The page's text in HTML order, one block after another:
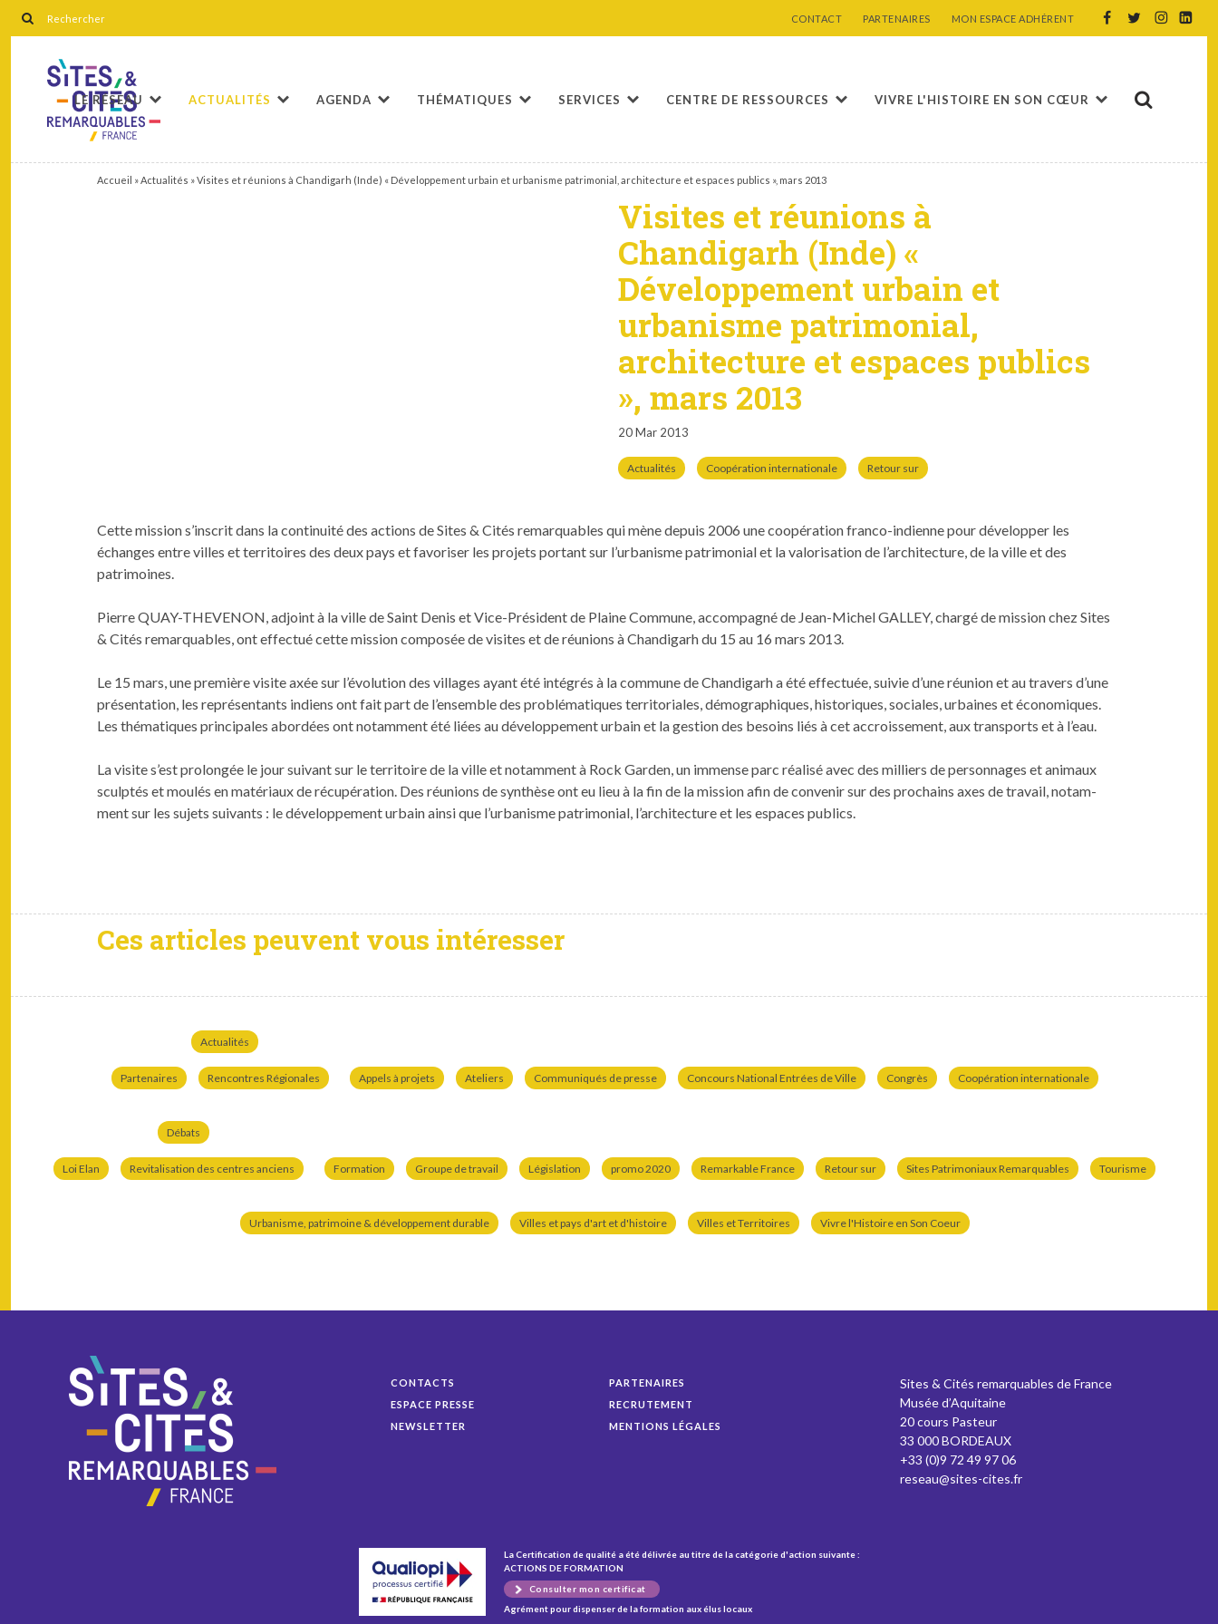
CONTACT PARTENAIRES MON ESPACE ADHÉRENT
LE RÉSEAU ACTUALITÉS AGENDA THÉMATIQUES SERVICES CENTRE DE RESSOURCES VIVRE L'HISTOIRE EN SON CŒUR
Accueil »Actualités »Visites et réunions à Chandigarh (Inde) « Développement urbain et urbanisme patrimonial, architecture et espaces publics », mars 2013
Visites et réunions à
Chandigarh (Inde) «
Développement urbain et
urbanisme patrimonial,
architecture et espaces publics
», mars 2013
20 Mar 2013
Actualités Coopération internationale Retour sur
Cette mis­sion s’inscrit dans la con­ti­nu­ité des actions de Sites & Cités remar­quables qui mène depuis 2006 une coopéra­tion fran­co-indi­enne pour dévelop­per les
échanges entre villes et ter­ri­toires des deux pays et favoris­er les pro­jets por­tant sur l’urbanisme pat­ri­mo­ni­al et la val­ori­sa­tion de l’architecture, de la ville et des
patrimoines.
Pierre QUAY-THEVENON, adjoint à la ville de Saint Denis et Vice-Prési­dent de Plaine Com­mune, accom­pa­g­né de Jean-Michel GALLEY, chargé de mis­sion chez Sites
& Cités remar­quables, ont effec­tué cette mis­sion com­posée de vis­ites et de réu­nions à Chandi­garh du 15 au 16 mars 2013.
Le 15 mars, une pre­mière vis­ite axée sur l’évolution des vil­lages ayant été inté­grés à la com­mune de Chandi­garh a été effec­tuée, suiv­ie d’une réu­nion et au tra­vers d’une
présen­ta­tion, les représen­tants indi­ens ont fait part de l’ensemble des prob­lé­ma­tiques ter­ri­to­ri­ales, démo­graphiques, his­toriques, sociales, urbaines et économiques.
Les thé­ma­tiques prin­ci­pales abor­dées ont notam­ment été liées au développe­ment urbain et la ges­tion des besoins liés à cet accroisse­ment, aux trans­ports et à l’eau.
La vis­ite s’est pro­longée le jour suiv­ant sur le ter­ri­toire de la ville et notam­ment à Rock Gar­den, un immense parc réal­isé avec des mil­liers de per­son­nages et ani­maux
sculp­tés et moulés en matéri­aux de récupéra­tion. Des réu­nions de syn­thèse ont eu lieu à la fin de la mis­sion afin de con­venir sur des prochains axes de tra­vail, notam­
ment sur les sujets suiv­ants : le développe­ment urbain ain­si que l’urbanisme pat­ri­mo­ni­al, l’architecture et les espaces publics.
Ces articles peuvent vous intéresser
Actualités
Partenaires Rencontres Régionales Appels à projets Ateliers Communiqués de presse Concours National Entrées de Ville Congrès Coopération internationale
Débats
Loi Elan Revitalisation des centres anciens Formation Groupe de travail Législation promo 2020 Remarkable France Retour sur Sites Patrimoniaux Remarquables Tourisme
Urbanisme, patrimoine & développement durable Villes et pays d'art et d'histoire Villes et Territoires Vivre l'Histoire en Son Coeur
CONTACTS
ESPACE PRESSE
NEWSLETTER
PARTENAIRES
RECRUTEMENT
MENTIONS LÉGALES
Sites & Cités remarquables de France
Musée d’Aquitaine
20 cours Pasteur
33 000 BORDEAUX
+33 (0)9 72 49 97 06
reseau@sites-cites.fr
La Certification de qualité a été délivrée au titre de la catégorie d'action suivante :
ACTIONS DE FORMATION
Consulter mon certificat
Agrément pour dispenser de la formation aux élus locaux